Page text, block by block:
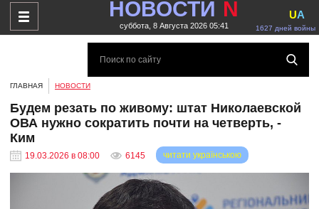
НОВОСТИ N
суббота, 8 Августа 2026 05:41 1627 дней войны
UA
ГЛАВНАЯ НОВОСТИ
Будем резать по живому: штат Николаевской
ОВА нужно сократить почти на четверть, -
Ким
19.03.2026 в 08:00 6145 читати українською